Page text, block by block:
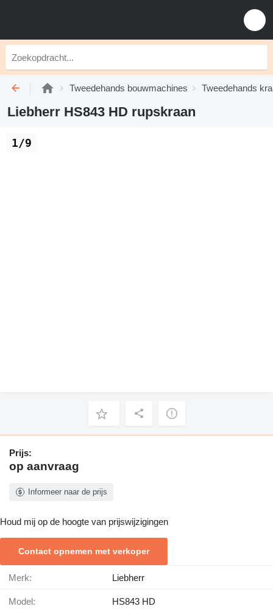
Tweedehands bouwmachines Tweedehands
Liebherr HS843 HD rupskraan
1/9
Prijs:
op aanvraag
Informeer naar de prijs
Houd mij op de hoogte van prijswijzigingen
Contact opnemen met verkoper
Merk: Liebherr
Model: HS843 HD